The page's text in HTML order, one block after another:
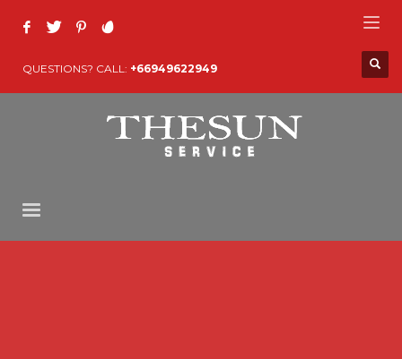
QUESTIONS? CALL: +66949622949